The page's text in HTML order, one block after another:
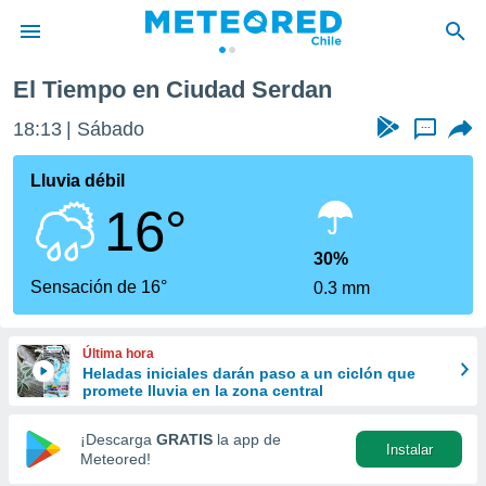
de
por
se
calidad.
a este
las
y
forma
digital
basada
El Tiempo en Ciudad Serdan
18:13 Sábado ...
Lluvia débil
16°
Sensación de 16°
30%
0.3 mm
Última hora
Heladas iniciales darán paso a un ciclón que
promete lluvia en la zona central
¡Descarga GRATIS la app de
Meteored!
Instalar